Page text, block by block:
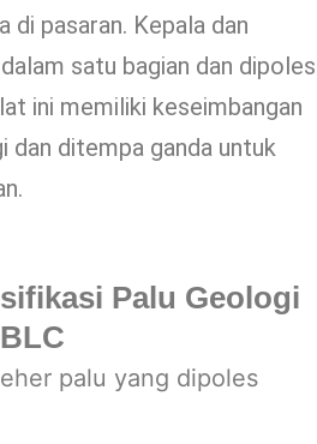
di pasaran. Kepala dan
satu bagian dan dipoles
ini memiliki keseimbangan
dan ditempa ganda untuk
Palu Geologi
palu yang dipoles